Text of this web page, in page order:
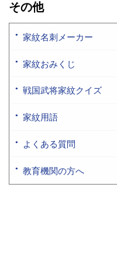
その他
家紋名刺メーカー
家紋おみくじ
戦国武将家紋クイズ
家紋用語
よくある質問
教育機関の方へ